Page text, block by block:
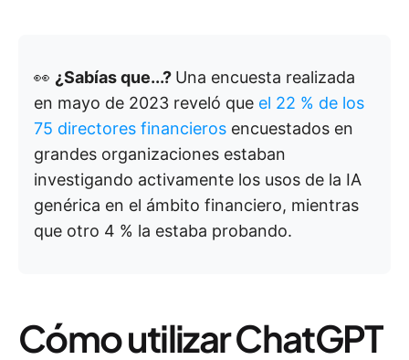
👀 ¿Sabías que...? Una encuesta realizada
en mayo de 2023 reveló que el 22 % de los
75 directores financieros encuestados en
grandes organizaciones estaban
investigando activamente los usos de la IA
genérica en el ámbito financiero, mientras
que otro 4 % la estaba probando.
Cómo utilizar ChatGPT